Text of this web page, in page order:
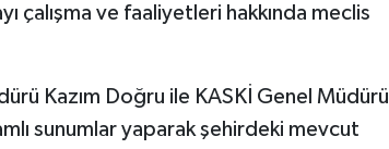
çalışma ve faaliyetleri hakkında meclis
Kazım Doğru ile KASKİ Genel Müdürü
sunumlar yaparak şehirdeki mevcut